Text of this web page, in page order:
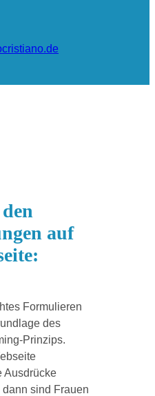
auf
Formulieren
des
Prinzips.
Ausdrücke
sind Frauen